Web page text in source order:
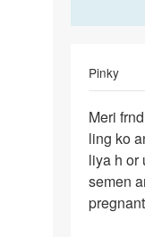
Pinky
Meri
frnd
ne
sirf
apne…
Meri
ling ko
liya h or
semen